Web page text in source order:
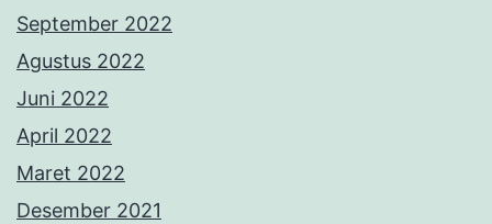
September 2022
Agustus 2022
Juni 2022
April 2022
Maret 2022
Desember 2021